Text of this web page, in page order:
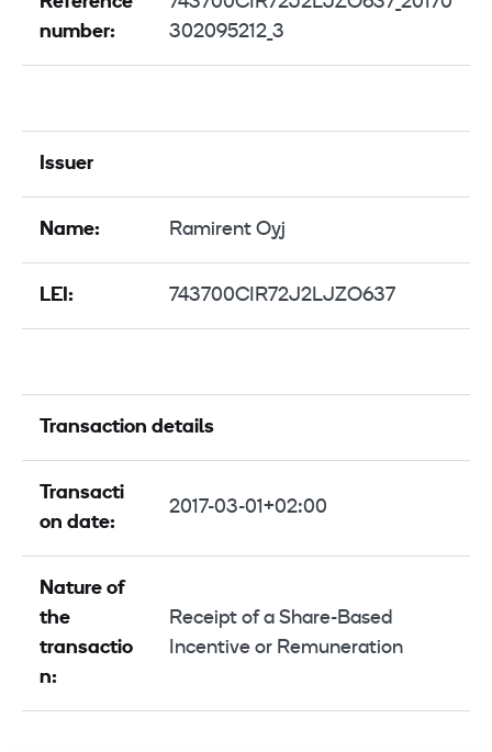
number:
302095212_3
Issuer
Name: Ramirent Oyj
LEI: 743700CIR72J2LJZO637
Transaction details
Transacti
on date:
2017-03-01+02:00
Nature of
the
transactio
n:
Receipt of a Share-Based
Incentive or Remuneration